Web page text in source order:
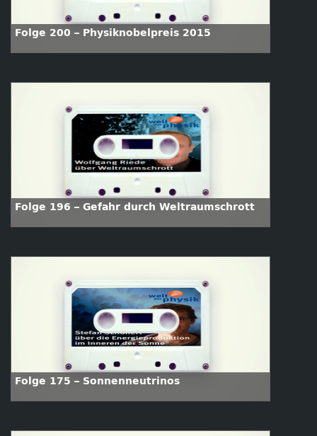
Folge 200 – Physiknobelpreis 2015
Folge 196 – Gefahr durch Weltraumschrott
Folge 175 – Sonnenneutrinos